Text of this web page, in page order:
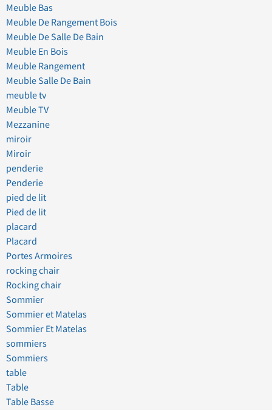
Meuble Bas
Meuble De Rangement Bois
Meuble De Salle De Bain
Meuble En Bois
Meuble Rangement
Meuble Salle De Bain
meuble tv
Meuble TV
Mezzanine
miroir
Miroir
penderie
Penderie
pied de lit
Pied de lit
placard
Placard
Portes Armoires
rocking chair
Rocking chair
Sommier
Sommier et Matelas
Sommier Et Matelas
sommiers
Sommiers
table
Table
Table Basse